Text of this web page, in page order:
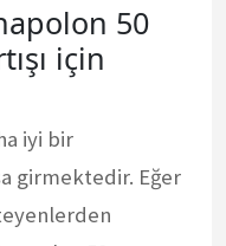
50
için
iyi bir
girmektedir. Eğer